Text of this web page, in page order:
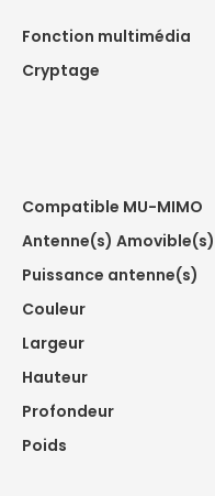
Fonction multimédia
Cryptage
Compatible MU-MIMO
Antenne(s) Amovible(s)
Puissance antenne(s)
Couleur
Largeur
Hauteur
Profondeur
Poids